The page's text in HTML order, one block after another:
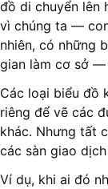
đồ di chuyển lên
vì chúng ta —
nhiên, có những
gian làm cơ sở —
Các loại biểu đồ
riêng để vẽ các
khác. Nhưng tất
các sàn giao
Ví dụ, khi ai đó